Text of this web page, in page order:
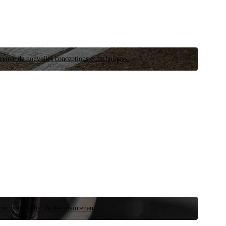
de nouvelles conceptions et techniques.
votre véhicule dès maintenant.